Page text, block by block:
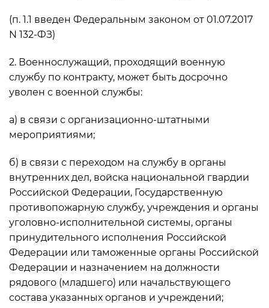
(п. 1.1 введен Федеральным законом от 01.07.2017
N 132-ФЗ)
2. Военнослужащий, проходящий военную
службу по контракту, может быть досрочно
уволен с военной службы:
а) в связи с организационно-штатными
мероприятиями;
б) в связи с переходом на службу в органы
внутренних дел, войска национальной гвардии
Российской Федерации, Государственную
противопожарную службу, учреждения и органы
уголовно-исполнительной системы, органы
принудительного исполнения Российской
Федерации или таможенные органы Российской
Федерации и назначением на должности
рядового (младшего) или начальствующего
состава указанных органов и учреждений;